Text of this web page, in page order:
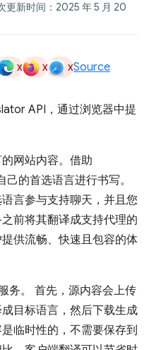
更新时间：2025 年 5 月 20
x x xSource
API，通过浏览器中提
网站内容。借助
的首选语言进行书写。
言参与支持聊天，并且您
前将其翻译成支持代理的
供流畅、快速且包容的体
务。 首先，源内容会上传
目标语言，然后下载生成
临时性的，不需要保存到